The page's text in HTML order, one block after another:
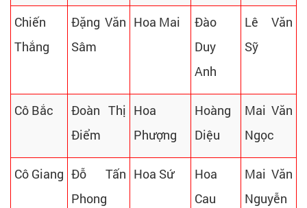
Chiến
Thắng
Đặng Văn
Sâm
Hoa Mai
Đào
Duy
Anh
Lê Văn
Sỹ
Cô Bắc
Đoàn Thị
Điểm
Hoa
Phượng
Hoàng
Diệu
Mai Văn
Ngọc
Cô Giang Đỗ Tấn
Phong
Hoa Sứ
Hoa
Cau
Mai Văn
Nguyễn